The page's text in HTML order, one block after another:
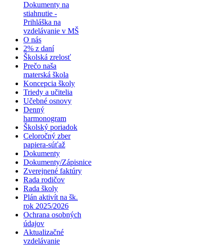
Dokumenty na
stiahnutie -
Prihláška na
vzdelávanie v MŠ
O nás
2% z daní
Školská zrelosť
Prečo naša
materská škola
Koncepcia školy
Triedy a učitelia
Učebné osnovy
Denný
harmonogram
Školský poriadok
Celoročný zber
papiera-súťaž
Dokumenty
Dokumenty/Zápisnice
Zverejnené faktúry
Rada rodičov
Rada školy
Plán aktivít na šk.
rok 2025/2026
Ochrana osobných
údajov
Aktualizačné
vzdelávanie